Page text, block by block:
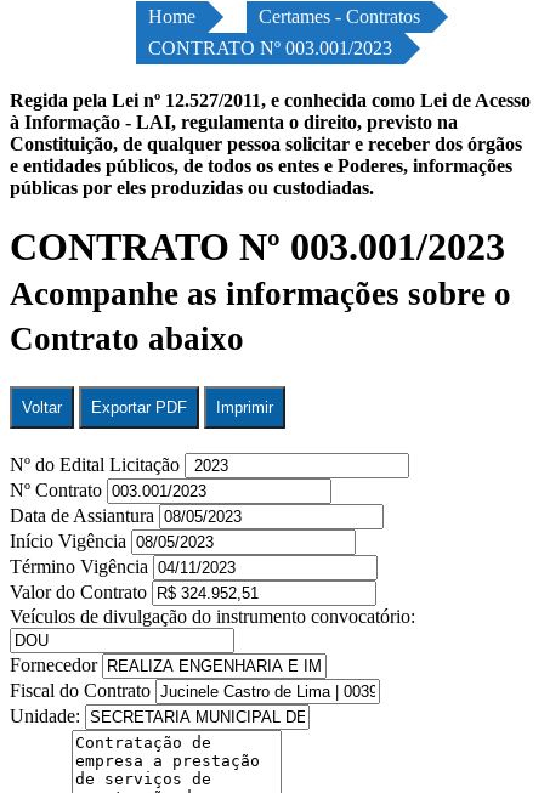
Home
Certames - Contratos
CONTRATO Nº 003.001/2023
Regida pela Lei nº 12.527/2011, e conhecida como Lei de Acesso
à Informação - LAI, regulamenta o direito, previsto na
Constituição, de qualquer pessoa solicitar e receber dos órgãos
e entidades públicos, de todos os entes e Poderes, informações
públicas por eles produzidas ou custodiadas.
CONTRATO Nº 003.001/2023
Acompanhe as informações sobre o
Contrato abaixo
Voltar Exportar PDF Imprimir
Nº do Edital Licitação
Nº Contrato
Data de Assiantura
Início Vigência
Término Vigência
Valor do Contrato
Veículos de divulgação do instrumento convocatório:
Fornecedor
Fiscal do Contrato
Unidade: